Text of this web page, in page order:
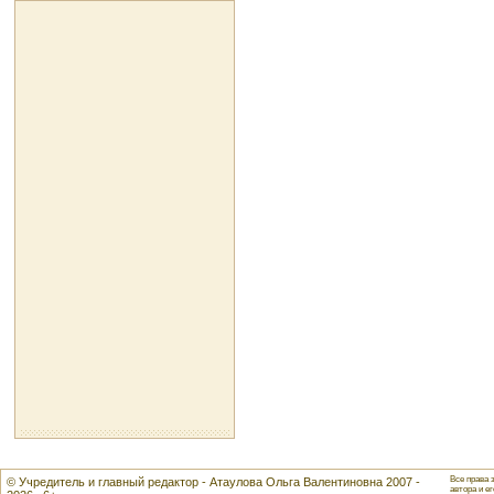
© Учредитель и главный редактор - Атаулова Ольга Валентиновна 2007 -
Все права
автора и